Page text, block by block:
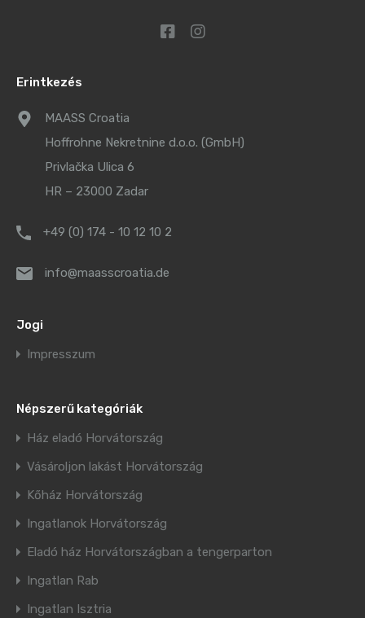
Erintkezés
MAASS Croatia
Hoffrohne Nekretnine d.o.o. (GmbH)
Privlačka Ulica 6
HR – 23000 Zadar
+49 (0) 174 - 10 12 10 2
info@maasscroatia.de
Jogi
Impresszum
Népszerű kategóriák
Ház eladó Horvátország
Vásároljon lakást Horvátország
Kőház Horvátország
Ingatlanok Horvátország
Eladó ház Horvátországban a tengerparton
Ingatlan Rab
Ingatlan Isztria